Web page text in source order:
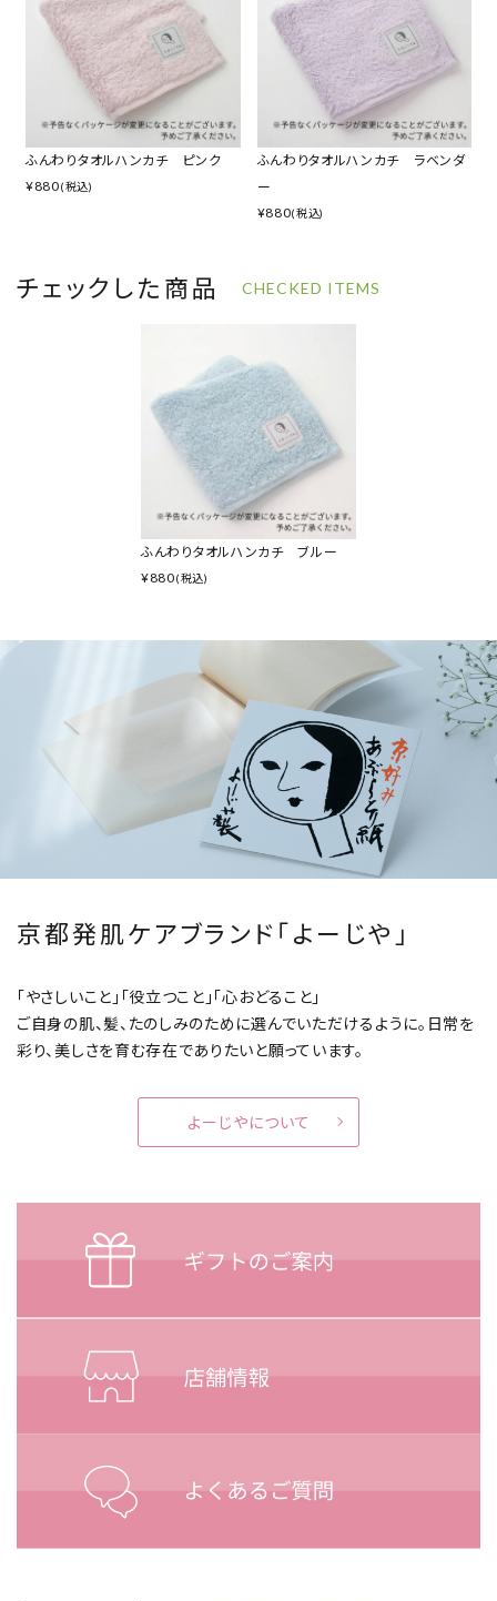
ふんわりタオルハンカチ ピンク
¥880(税込)
ふんわりタオルハンカチ ラベンダ
ー
¥880(税込)
チェックした商品 CHECKED ITEMS
ふんわりタオルハンカチ ブルー
¥880(税込)
京都発肌ケアブランド「よーじや」
「やさしいこと」「役立つこと」「心おどること」
ご自身の肌、髪、たのしみのために選んでいただけるように。 日常を
彩り、美しさを育む存在でありたいと願っています。
よーじやについて